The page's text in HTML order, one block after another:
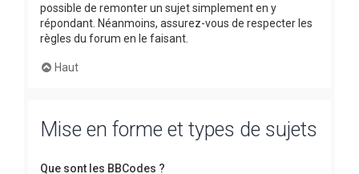
possible de remonter un sujet simplement en y
répondant. Néanmoins, assurez-vous de respecter les
règles du forum en le faisant.
Haut
Mise en forme et types de sujets
Que sont les BBCodes ?